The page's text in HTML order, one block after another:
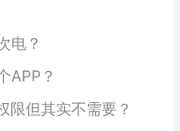
电？
APP？
限但其实不需要？